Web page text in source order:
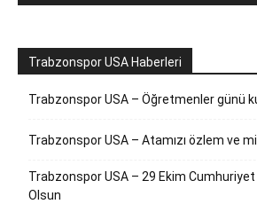
Trabzonspor USA Haberleri
Trabzonspor USA – Öğretmenler günü
Trabzonspor USA – Atamızı özlem ve
Trabzonspor USA – 29 Ekim Cumhuriyet
Olsun